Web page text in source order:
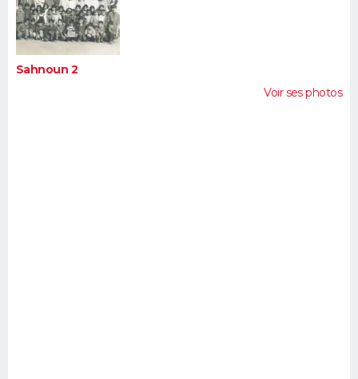
FORUM
Bricolage
Lifestyle
Culture
Sport
Auto
Television
Voyage
Cinema
Sahnoun 2
Voir ses photos